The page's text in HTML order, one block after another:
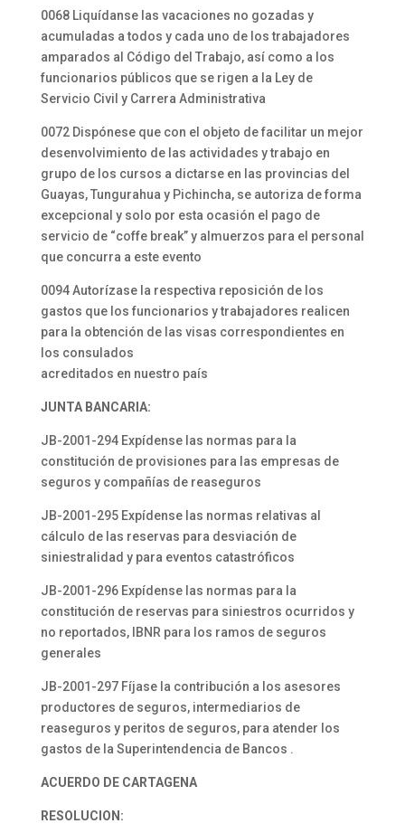
0068 Liquídanse las vacaciones no gozadas y
acumuladas a todos y cada uno de los trabajadores
amparados al Código del Trabajo, así como a los
funcionarios públicos que se rigen a la Ley de
Servicio Civil y Carrera Administrativa
0072 Dispónese que con el objeto de facilitar un mejor
desenvolvimiento de las actividades y trabajo en
grupo de los cursos a dictarse en las provincias del
Guayas, Tungurahua y Pichincha, se autoriza de forma
excepcional y solo por esta ocasión el pago de
servicio de “coffe break” y almuerzos para el personal
que concurra a este evento
0094 Autorízase la respectiva reposición de los
gastos que los funcionarios y trabajadores realicen
para la obtención de las visas correspondientes en
los consulados
acreditados en nuestro país
JUNTA BANCARIA:
JB-2001-294 Expídense las normas para la
constitución de provisiones para las empresas de
seguros y compañías de reaseguros
JB-2001-295 Expídense las normas relativas al
cálculo de las reservas para desviación de
siniestralidad y para eventos catastróficos
JB-2001-296 Expídense las normas para la
constitución de reservas para siniestros ocurridos y
no reportados, IBNR para los ramos de seguros
generales
JB-2001-297 Fíjase la contribución a los asesores
productores de seguros, intermediarios de
reaseguros y peritos de seguros, para atender los
gastos de la Superintendencia de Bancos .
ACUERDO DE CARTAGENA
RESOLUCION: